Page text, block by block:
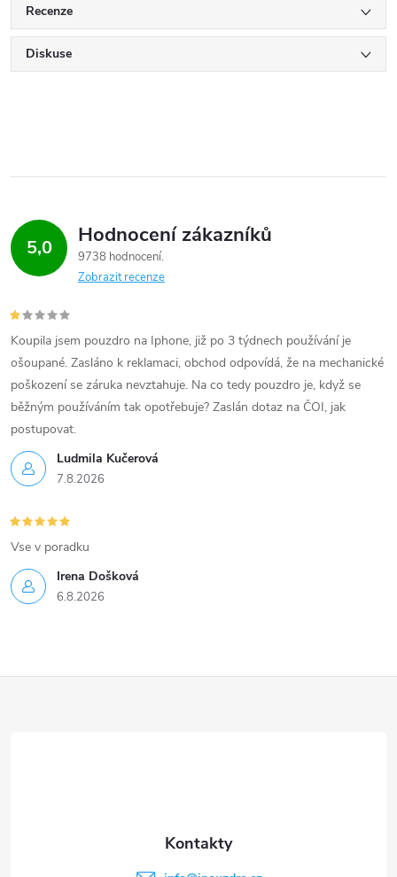
Recenze
Diskuse
5,0 Hodnocení zákazníků
9738 hodnocení
Zobrazit recenze
Ludmila Kučerová
7.8.2026
Koupila jsem pouzdro na Iphone, již po 3 týdnech používání je
ošoupané. Zasláno k reklamaci, obchod odpovídá, že na mechanické
poškození se záruka nevztahuje. Na co tedy pouzdro je, když se
běžným používáním tak opotřebuje? Zaslán dotaz na ČOI, jak
postupovat.
Irena Došková
6.8.2026
Vse v poradku